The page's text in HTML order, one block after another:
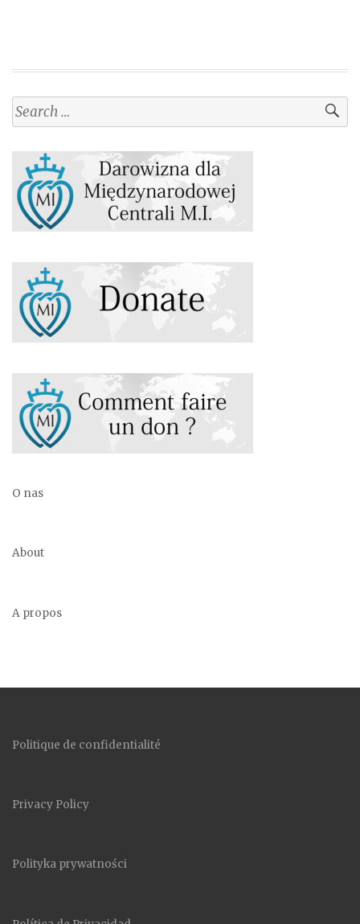
Search
for:
O nas
About
A propos
Politique de confidentialité
Privacy Policy
Polityka prywatności